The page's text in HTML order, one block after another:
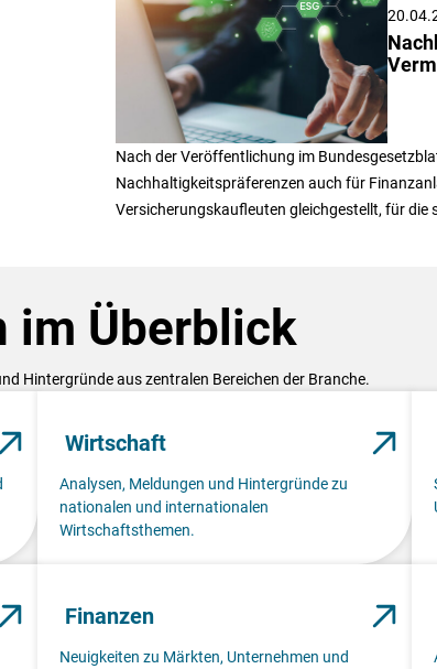
Nach der Veröffentlichung im
Nachhaltigkeitspräferenzen auch für
Versicherungskaufleuten gleichgestellt, für
im Überblick
Hintergründe aus zentralen Bereichen der Branche.
Wirtschaft
Analysen, Meldungen und Hintergründe zu
nationalen und internationalen
Wirtschaftsthemen.
Finanzen
Neuigkeiten zu Märkten, Unternehmen und